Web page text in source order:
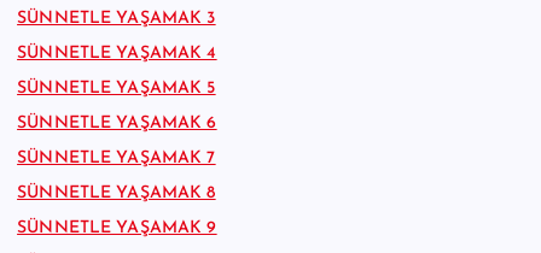
SÜNNETLE YAŞAMAK 3
SÜNNETLE YAŞAMAK 4
SÜNNETLE YAŞAMAK 5
SÜNNETLE YAŞAMAK 6
SÜNNETLE YAŞAMAK 7
SÜNNETLE YAŞAMAK 8
SÜNNETLE YAŞAMAK 9